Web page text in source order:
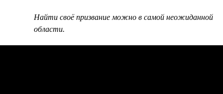
Найти своё призвание можно в самой неожиданной
области.